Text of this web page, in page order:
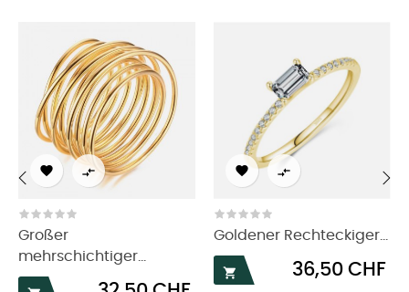
 
Großer
mehrschichtiger...
Preis
 
Goldener Rechteckiger...

Preis
36,50 CHF
‹